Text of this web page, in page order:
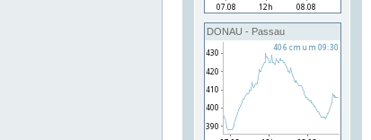
DONAU - Passau